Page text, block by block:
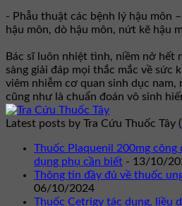
- Phẫu thuật các bệnh lý hậu môn
hậu môn, dò hậu môn, nứt kẽ hậu
Bác sĩ luôn nhiệt tình, niềm nở hết
sàng giải đáp mọi thắc mắc về sức
viêm nhiễm cơ quan sinh dục nam,
cũng như là chuẩn đoán vô sinh
Latest posts by Tra Cứu Thuốc Tây (
Thuốc Plaquenil 200mg công
dụng phụ cần biết - 13/10/
Thông tin đầy đủ về thuốc
06/10/2024
Thuốc Cetrigy tác dụng, liều